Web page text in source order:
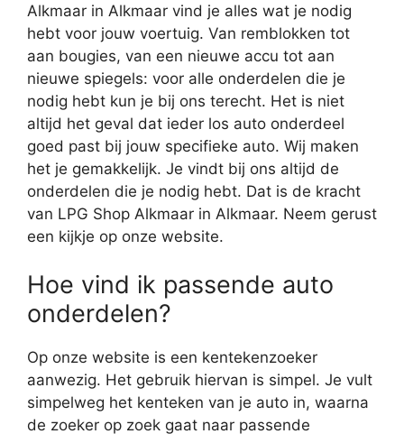
Alkmaar in Alkmaar vind je alles wat je nodig
hebt voor jouw voertuig. Van remblokken tot
aan bougies, van een nieuwe accu tot aan
nieuwe spiegels: voor alle onderdelen die je
nodig hebt kun je bij ons terecht. Het is niet
altijd het geval dat ieder los auto onderdeel
goed past bij jouw specifieke auto. Wij maken
het je gemakkelijk. Je vindt bij ons altijd de
onderdelen die je nodig hebt. Dat is de kracht
van LPG Shop Alkmaar in Alkmaar. Neem gerust
een kijkje op onze website.
Hoe vind ik passende auto
onderdelen?
Op onze website is een kentekenzoeker
aanwezig. Het gebruik hiervan is simpel. Je vult
simpelweg het kenteken van je auto in, waarna
de zoeker op zoek gaat naar passende